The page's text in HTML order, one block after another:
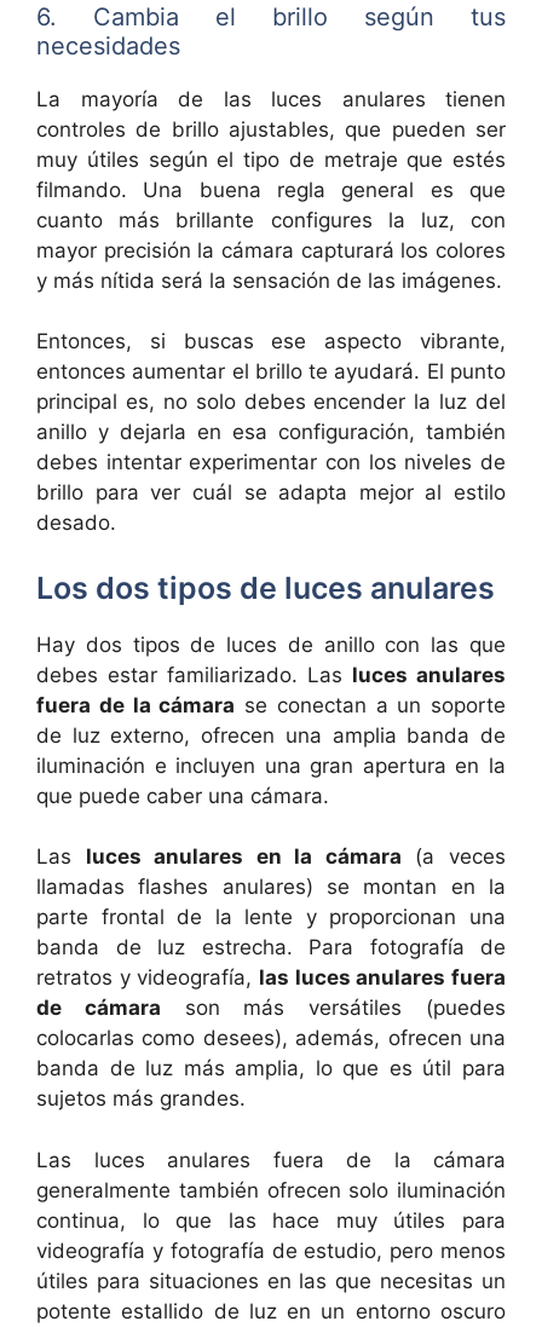
6. Cambia el brillo según tus
necesidades
La mayoría de las luces anulares tienen
controles de brillo ajustables, que pueden ser
muy útiles según el tipo de metraje que estés
filmando. Una buena regla general es que
cuanto más brillante configures la luz, con
mayor precisión la cámara capturará los colores
y más nítida será la sensación de las imágenes.
Entonces, si buscas ese aspecto vibrante,
entonces aumentar el brillo te ayudará. El punto
principal es, no solo debes encender la luz del
anillo y dejarla en esa configuración, también
debes intentar experimentar con los niveles de
brillo para ver cuál se adapta mejor al estilo
desado.
Los dos tipos de luces anulares
Hay dos tipos de luces de anillo con las que
debes estar familiarizado. Las luces anulares
fuera de la cámara se conectan a un soporte
de luz externo, ofrecen una amplia banda de
iluminación e incluyen una gran apertura en la
que puede caber una cámara.
Las luces anulares en la cámara (a veces
llamadas flashes anulares) se montan en la
parte frontal de la lente y proporcionan una
banda de luz estrecha. Para fotografía de
retratos y videografía, las luces anulares fuera
de cámara son más versátiles (puedes
colocarlas como desees), además, ofrecen una
banda de luz más amplia, lo que es útil para
sujetos más grandes.
Las luces anulares fuera de la cámara
generalmente también ofrecen solo iluminación
continua, lo que las hace muy útiles para
videografía y fotografía de estudio, pero menos
útiles para situaciones en las que necesitas un
potente estallido de luz en un entorno oscuro